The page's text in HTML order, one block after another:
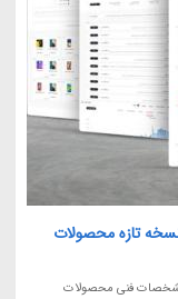
تازه محصولات
فنی محصولات